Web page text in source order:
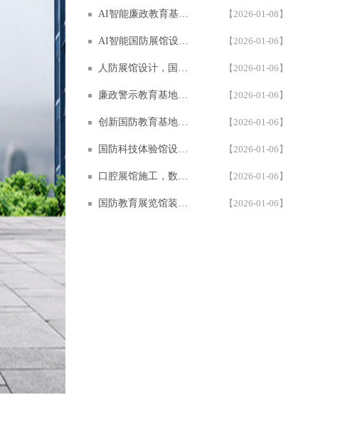
AI智能廉政教育基地设计施工一体化，专业廉政展厅数字化解决方案，以高科技赋能廉政教育阵地创新建设 【2026-01-08】
AI智能国防展馆设计，多媒体互动展厅解决方案，以设计施工一体化筑牢国防教育阵地建设 【2026-01-06】
人防展馆设计，国防展厅多媒体互动解决方案，以设计施工一体化筑牢国防教育阵地 【2026-01-06】
廉政警示教育基地设计施工一体化，多媒体互动廉洁展厅解决方案，以智能科技赋能廉政教育阵地建设 【2026-01-06】
创新国防教育基地网上展馆，多媒体互动国防教育体验馆设计施工一体化，以数字化解决方案筑牢国防教育阵地建设 【2026-01-06】
国防科技体验馆设计施工一体化，多媒体互动国防教育展馆解决方案，以数字化体验赋能国防教育阵地建设 【2026-01-06】
口腔展馆施工，数字化口腔医学博物馆专业解决方案，以设计施工一体化助力口腔健康科普教育阵地建设 【2026-01-06】
国防教育展览馆装修设计，人防博物馆沉浸式解决方案，以设计施工一体化筑牢国防教育阵地根基 【2026-01-06】